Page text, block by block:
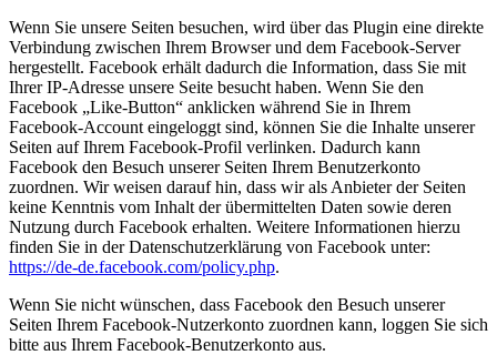
Wenn Sie unsere Seiten besuchen, wird über das Plugin eine direkte
Verbindung zwischen Ihrem Browser und dem Facebook-Server
hergestellt. Facebook erhält dadurch die Information, dass Sie mit
Ihrer IP-Adresse unsere Seite besucht haben. Wenn Sie den
Facebook „Like-Button“ anklicken während Sie in Ihrem
Facebook-Account eingeloggt sind, können Sie die Inhalte unserer
Seiten auf Ihrem Facebook-Profil verlinken. Dadurch kann
Facebook den Besuch unserer Seiten Ihrem Benutzerkonto
zuordnen. Wir weisen darauf hin, dass wir als Anbieter der Seiten
keine Kenntnis vom Inhalt der übermittelten Daten sowie deren
Nutzung durch Facebook erhalten. Weitere Informationen hierzu
finden Sie in der Datenschutzerklärung von Facebook unter:
https://de-de.facebook.com/policy.php.
Wenn Sie nicht wünschen, dass Facebook den Besuch unserer
Seiten Ihrem Facebook-Nutzerkonto zuordnen kann, loggen Sie sich
bitte aus Ihrem Facebook-Benutzerkonto aus.